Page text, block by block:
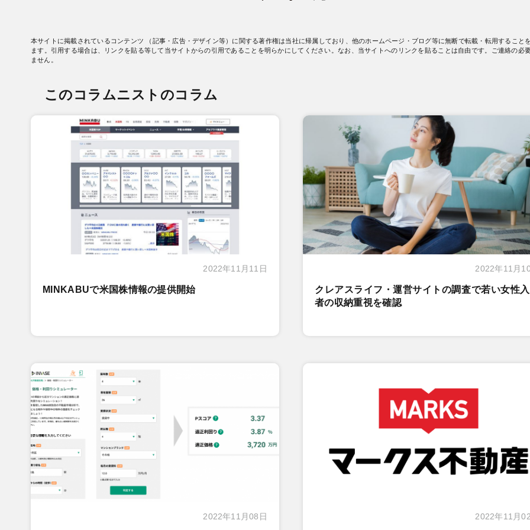
本サイトに掲載されているコンテンツ （記事・広告・デザイン等）に関する著作権は当社に帰属しており、他のホームページ・ブログ等に無断で転載・転用すること
ます。引用する場合は、リンクを貼る等して当サイトからの引用であることを明らかにしてください。なお、当サイトへのリンクを貼ることは自由です。ご連絡の必
ません。
このコラムニストのコラム
2022年11月11日
MINKABUで米国株情報の提供開始
2022年11月
クレアスライフ・運営サイトの調査で若い女性
者の収納重視を確認
2022年11月08日 2022年11月